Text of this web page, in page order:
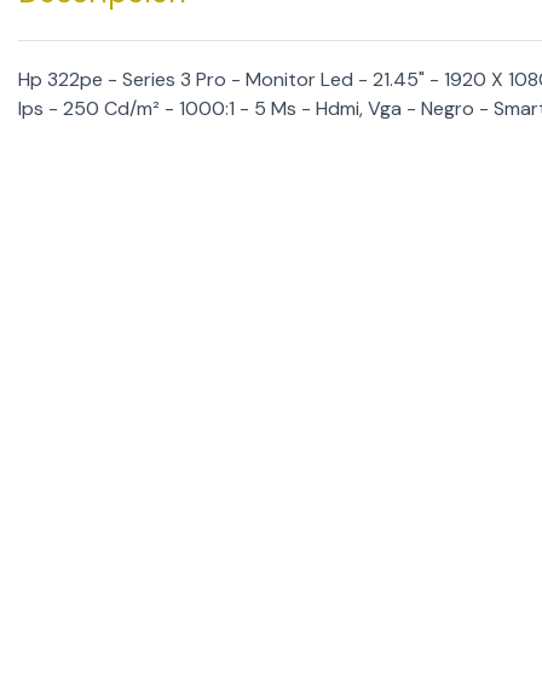
Hp 322pe - Series 3 Pro - Monitor Led - 21.45" - 1920 X
Ips - 250 Cd/m² - 1000:1 - 5 Ms - Hdmi, Vga - Negro -